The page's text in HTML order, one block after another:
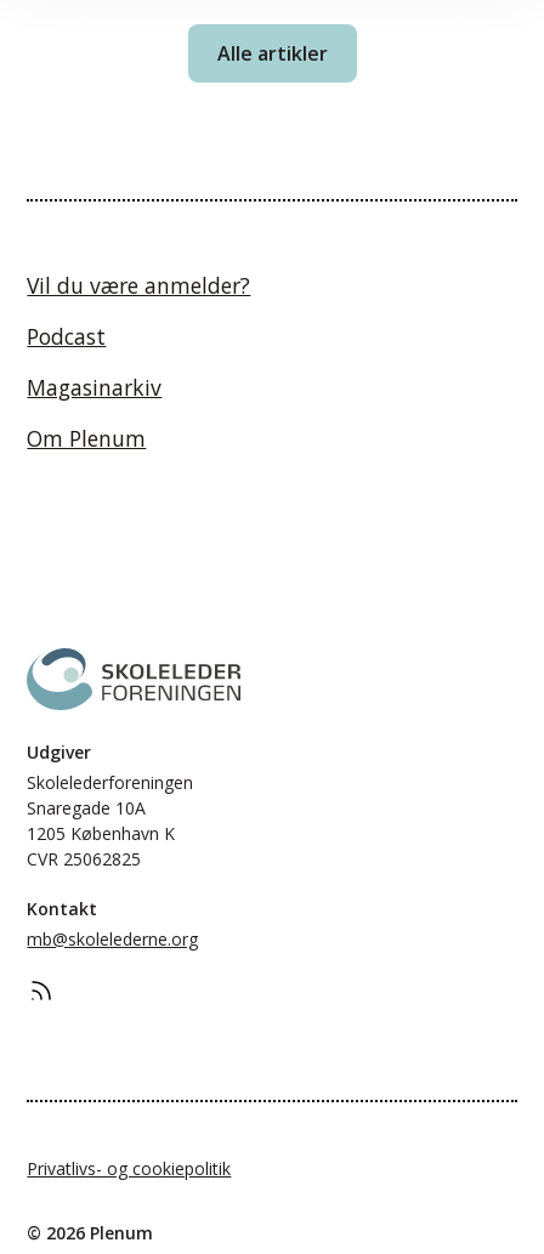
Alle artikler
Udgiver
Skolelederforeningen
Snaregade 10A
1205 København K
CVR 25062825
Kontakt
mb@skolelederne.org
Vil du være anmelder?
Podcast
Magasinarkiv
Om Plenum
© 2026 Plenum
Privatlivs- og cookiepolitik